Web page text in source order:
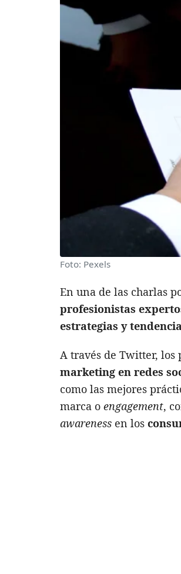
Foto: Pexels
En una de las charlas
profesionistas
estrategias y
A través de Twitter, los
marketing en redes
como las mejores
marca o engagement,
awareness en los